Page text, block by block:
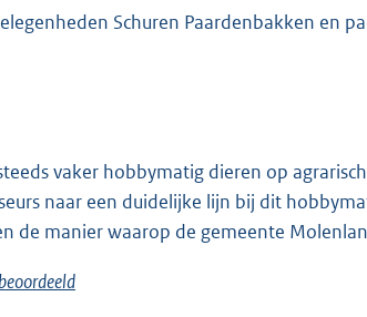
Schuren Paardenbakken en
vaker hobbymatig dieren op
naar een duidelijke lijn bij dit
de manier waarop de gemeente